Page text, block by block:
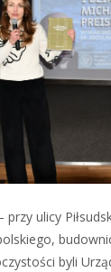
przy ulicy
byli